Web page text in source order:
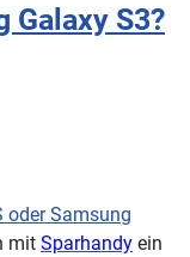
Galaxy S3?
oder Samsung
mit Sparhandy ein